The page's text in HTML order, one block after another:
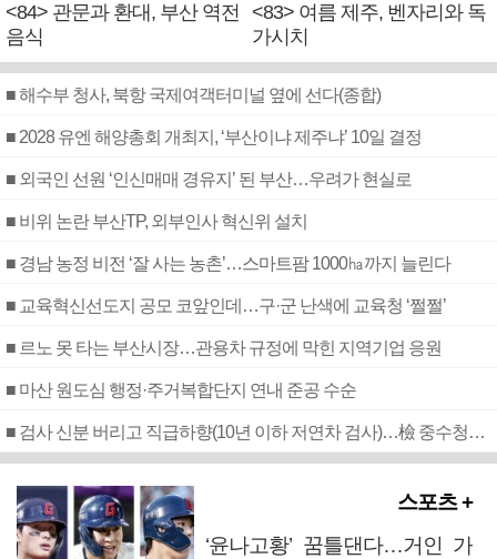
<84> 관문과 환대, 부산 역전
음식
<83> 여름 제주, 벤자리와 독
가시치
■ 해수부 청사, 북항 국제여객터미널 옆에 선다(종합)
■ 2028 유엔 해양총회 개최지, ‘부산이냐 제주냐’ 10일 결정
■ 외국인 선원 ‘인신매매 경유지’ 된 부산…우려가 현실로
■ 비위 논란 부산TP, 외부인사 혁신위 설치
■ 경남 농정 비전 ‘잘 사는 농촌’…스마트팜 1000㏊까지 늘린다
■ 교육혁신선도지 공모 코앞인데…구·군 난색에 교육청 ‘쩔쩔’
■ 르노 못 타는 부산시장…관용차 규정에 막힌 지역기업 응원
■ 마산 원도심 행정·주거복합단지 연내 준공 수순
■ 검사 신분 버리고 직급하향(10년 이하 저연차 검사)…檢 중수청행 기피
스포츠 +
‘윤나고황’ 꿈틀댄다…거인 가